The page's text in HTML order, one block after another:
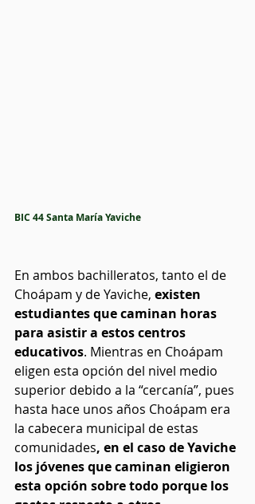
BIC 44 Santa María Yaviche
En ambos bachilleratos, tanto el de
Choápam y de Yaviche, existen
estudiantes que caminan horas
para asistir a estos centros
educativos. Mientras en Choápam
eligen esta opción del nivel medio
superior debido a la “cercanía”, pues
hasta hace unos años Choápam era
la cabecera municipal de estas
comunidades, en el caso de Yaviche
los jóvenes que caminan eligieron
esta opción sobre todo porque los